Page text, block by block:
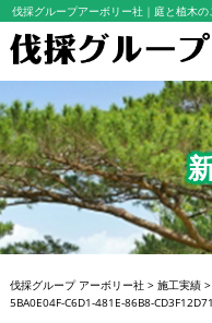
伐採グループアーボリー社｜庭と植木
伐採グループ アーボリー社> 施工実績>
5BA0E04F-C6D1-481E-86B8-